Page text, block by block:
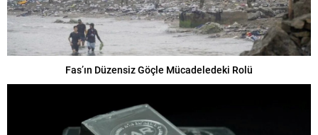
Fas’ın Düzensiz Göçle Mücadeledeki Rolü